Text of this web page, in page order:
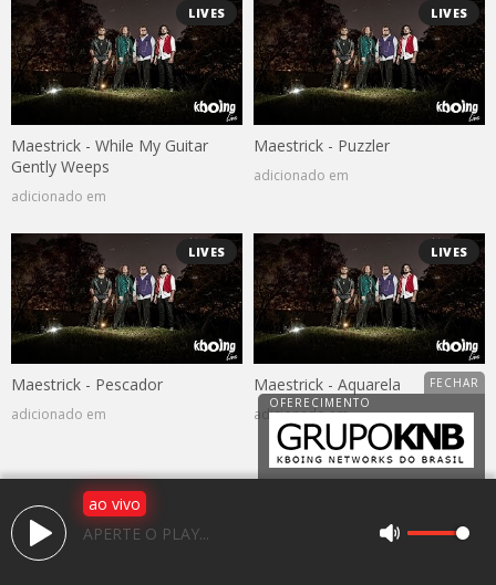
LIVES
Maestrick - While My Guitar
Gently Weeps
adicionado em
LIVES
Maestrick - Puzzler
adicionado em
LIVES
Maestrick - Pescador
adicionado em
LIVES
Maestrick - Aquarela
adicionado em
Av. 25 de janeiro, 1983, Jardim Caparroz
CEP: 15050-466 - São José do Rio Preto / SP
ao vivo
APERTE O PLAY...